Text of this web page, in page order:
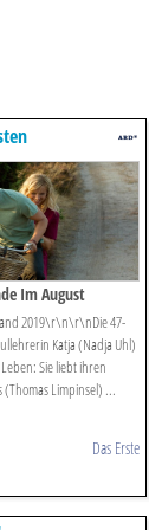
Im August
2019\r\n\r\nDie 47-
Katja (Nadja Uhl)
Sie liebt ihren
(Thomas Limpinsel) ...
Das Erste